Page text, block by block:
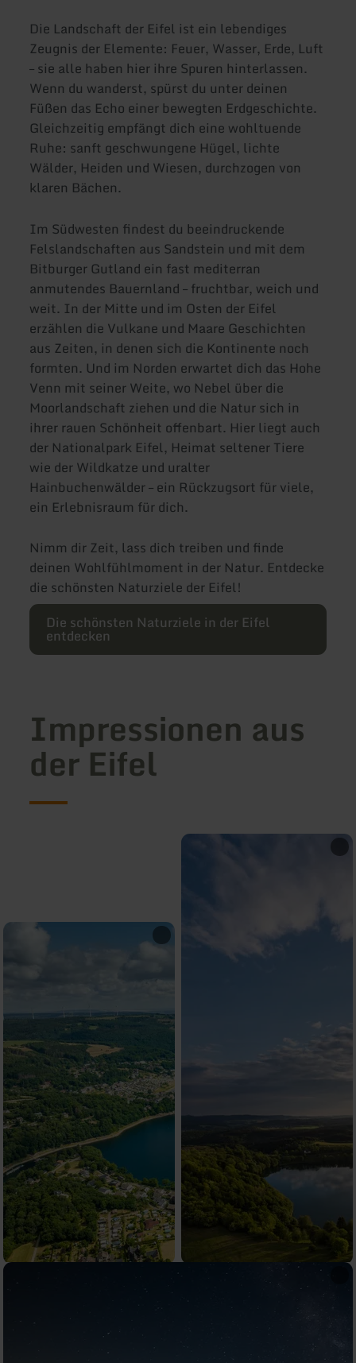
Finde deine Glücksmomente
Raus in die
Natur
Die Landschaft der Eifel ist ein lebendiges
Zeugnis der Elemente: Feuer, Wasser, Erde, Luft
– sie alle haben hier ihre Spuren hinterlassen.
Wenn du wanderst, spürst du unter deinen
Füßen das Echo einer bewegten Erdgeschichte.
Gleichzeitig empfängt dich eine wohltuende
Ruhe: sanft geschwungene Hügel, lichte
Wälder, Heiden und Wiesen, durchzogen von
klaren Bächen.
Im Südwesten findest du beeindruckende
Felslandschaften aus Sandstein und mit dem
Bitburger Gutland ein fast mediterran
anmutendes Bauernland – fruchtbar, weich und
weit. In der Mitte und im Osten der Eifel
erzählen die Vulkane und Maare Geschichten
aus Zeiten, in denen sich die Kontinente noch
formten. Und im Norden erwartet dich das Hohe
Venn mit seiner Weite, wo Nebel über die
Moorlandschaft ziehen und die Natur sich in
ihrer rauen Schönheit offenbart. Hier liegt auch
der Nationalpark Eifel, Heimat seltener Tiere
wie der Wildkatze und uralter
Hainbuchenwälder – ein Rückzugsort für viele,
ein Erlebnisraum für dich.
Nimm dir Zeit, lass dich treiben und finde
deinen Wohlfühlmoment in der Natur. Entdecke
die schönsten Naturziele der Eifel!
Die schönsten Naturziele in der Eifel
entdecken
Impressionen aus
der Eifel